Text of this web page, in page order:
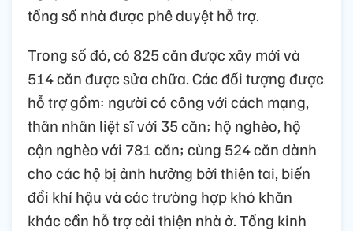
tổng số nhà được phê duyệt hỗ trợ.
Trong số đó, có 825 căn được xây mới và
514 căn được sửa chữa. Các đối tượng được
hỗ trợ gồm: người có công với cách mạng,
thân nhân liệt sĩ với 35 căn; hộ nghèo, hộ
cận nghèo với 781 căn; cùng 524 căn dành
cho các hộ bị ảnh hưởng bởi thiên tai, biến
đổi khí hậu và các trường hợp khó khăn
khác cần hỗ trợ cải thiện nhà ở. Tổng kinh